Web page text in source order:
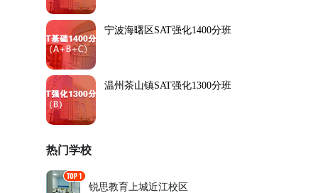
宁波海曙区SAT强化1400分班
温州茶山镇SAT强化1300分班
热门学校
锐思教育上城近江校区